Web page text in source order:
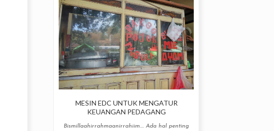
MESIN EDC UNTUK MENGATUR
KEUANGAN PEDAGANG
Bismillaahirrahmaanirrahiim.... Ada hal penting